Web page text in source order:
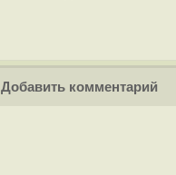
Добавить комментарий